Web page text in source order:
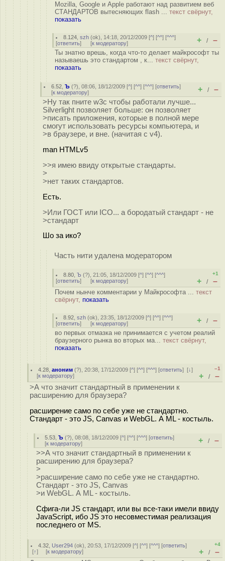
Mozilla, Google и Apple работают над развитием веб
СТАНДАРТОВ вытесняющих flash ... текст свёрнут,
показать
8.124 ,szh (ok), 14:18, 20/12/2009 [^] [^^] [^^^]
[ответить] [к модератору] + / –
Ты знатно врешь, когда что-то делает майкрософт ты
называешь это стандартом , к... текст свёрнут,
показать
6.52 ,Ъ (?), 08:06, 18/12/2009 [^] [^^] [^^^] [ответить]
[к модератору] + / –
>Ну так пните w3c чтобы работали лучше...
Silverlight позволяет больше: он позволяет
>писать приложения, которые в полной мере
смогут использовать ресурсы компьютера, и
>в браузере, и вне. (начитая с v4).
man HTMLv5
>>я имею ввиду открытые стандарты.
>
>нет таких стандартов.
Есть.
>Или ГОСТ или ICO... а бородатый стандарт - не
>стандарт
Шо за ико?
Часть нити удалена модератором
8.80 ,Ъ (?), 21:05, 18/12/2009 [^] [^^] [^^^]
[ответить] [к модератору]
+1
+ / –
Почем нынче комментарии у Майкрософта ... текст
свёрнут, показать
8.92 ,szh (ok), 23:35, 18/12/2009 [^] [^^] [^^^]
[ответить] [к модератору] + / –
во первых отмазка не принимается c учетом реалий
браузерного рынка во вторых ма... текст свёрнут,
показать
4.28 ,аноним (?), 20:38, 17/12/2009 [^] [^^] [^^^] [ответить][↓]
[к модератору]
–1
+ / –
>А что значит стандартный в применении к
расширению для браузера?
расширение само по себе уже не стандартно.
Стандарт - это JS, Canvas и WebGL. А ML - костыль.
5.53 ,Ъ (?), 08:08, 18/12/2009 [^] [^^] [^^^] [ответить]
[к модератору] + / –
>>А что значит стандартный в применении к
расширению для браузера?
>
>расширение само по себе уже не стандартно.
Стандарт - это JS, Canvas
>и WebGL. А ML - костыль.
Сфига-ли JS стандарт, или вы все-таки имели ввиду
JavaScript, ибо JS это несовместимая реализация
последнего от MS.
4.32 User294 (ok), 20:53, 17/12/2009 [^] [^^] [^^^] [ответить]
[↑] [к модератору]
+4
+ / –